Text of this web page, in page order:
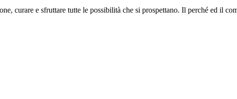
curare e sfruttare tutte le possibilità che si prospettano. Il perché ed il